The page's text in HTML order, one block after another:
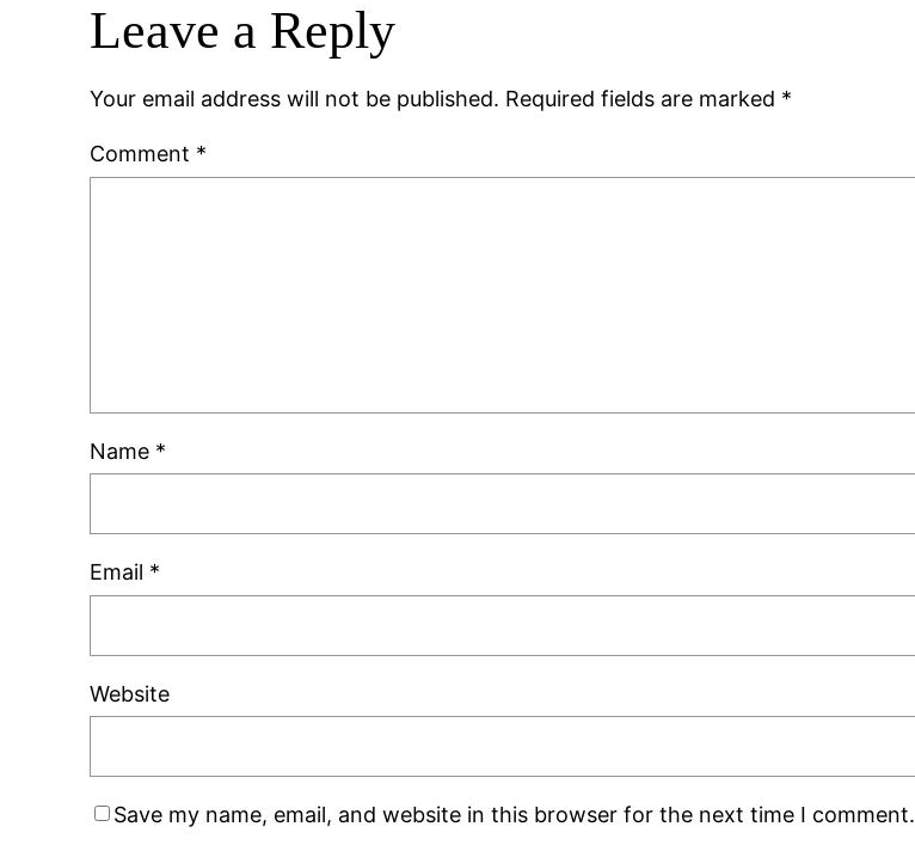
Leave a Reply
Your email address will not be published. Required fields are marked *
Comment *
Name *
Email *
Website
Save my name, email, and website in this browser for the next time I comment.